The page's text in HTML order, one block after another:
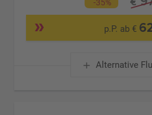
-35%
p.P. ab €
Alternative